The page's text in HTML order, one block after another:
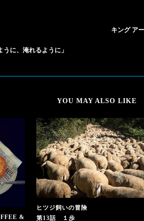
に、淹れるように」
キング ア
YOU MAY ALSO LIKE
&
ヒツジ飼いの冒険
第13話 １歩